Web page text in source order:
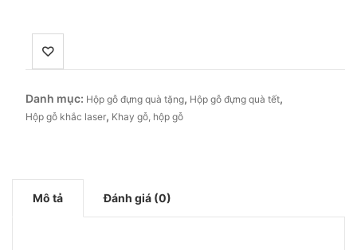
Danh mục: Hộp gỗ đựng quà tặng, Hộp gỗ đựng quà tết,
Hộp gỗ khắc laser, Khay gỗ, hộp gỗ
Mô tả Đánh giá (0)